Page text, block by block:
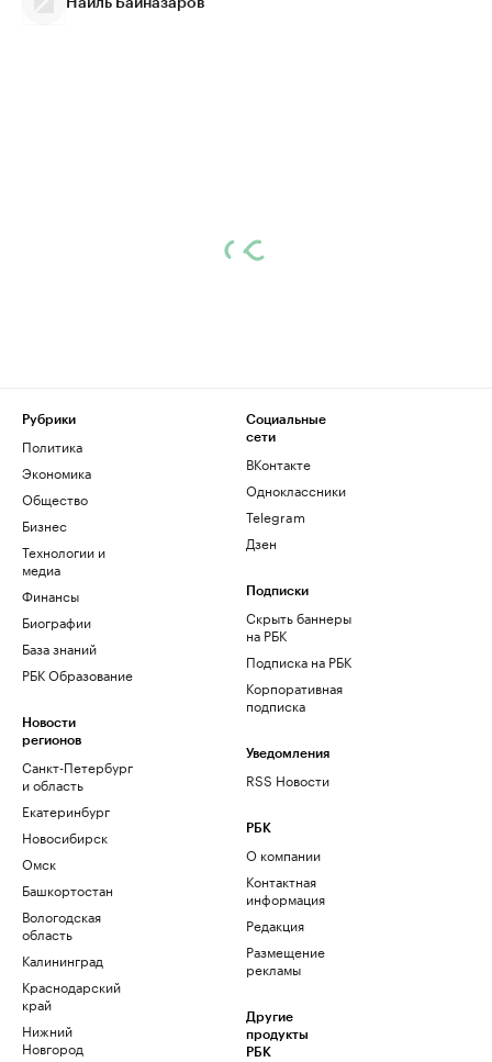
Наиль Байназаров
Рубрики
Политика
Экономика
Общество
Бизнес
Технологии и
медиа
Финансы
Биографии
База знаний
РБК Образование
Новости
регионов
Санкт-Петербург
и область
Екатеринбург
Новосибирск
Омск
Башкортостан
Вологодская
область
Калининград
Краснодарский
край
Нижний
Новгород
Социальные
сети
ВКонтакте
Одноклассники
Telegram
Дзен
Подписки
Скрыть баннеры
на РБК
Подписка на РБК
Корпоративная
подписка
Уведомления
RSS Новости
РБК
О компании
Контактная
информация
Редакция
Размещение
рекламы
Другие
продукты
РБК